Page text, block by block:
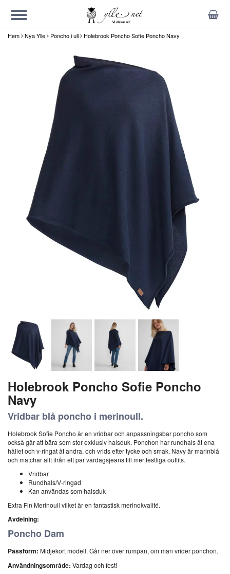
Hem Nya Ylle Poncho i ull Holebrook Poncho Sofie Poncho Navy
Holebrook Poncho Sofie Poncho
Navy
Vridbar blå poncho i merinoull.
Holebrook Sofie Poncho är en vridbar och anpassningsbar poncho som
också går att bära som stor exklusiv halsduk. Ponchon har rundhals åt ena
hållet och v-ringat åt andra, och vrids efter tycke och smak. Navy är marinblå
och matchar allt ifrån ett par vardagsjeans till mer festliga outfits.
Vridbar
Rundhals/V-ringad
Kan användas som halsduk
Extra Fin Merinoull vilket är en fantastisk merinokvalité.
Avdelning:
Poncho Dam
Passform: Midjekort modell. Går ner över rumpan, om man vrider ponchon.
Användningsområde: Vardag och fest!